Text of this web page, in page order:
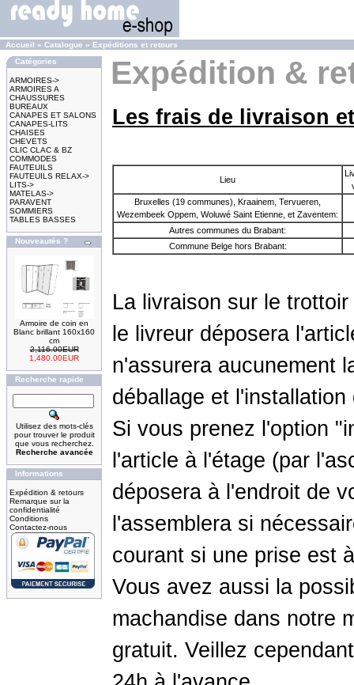
Accueil » Catalogue » Expéditions et retours
Catégories
ARMOIRES->
ARMOIRES A
CHAUSSURES
BUREAUX
CANAPES ET SALONS
CANAPES-LITS
CHAISES
CHEVETS
CLIC CLAC & BZ
COMMODES
FAUTEUILS
FAUTEUILS RELAX->
LITS->
MATELAS->
PARAVENT
SOMMIERS
TABLES BASSES
Nouveautés ?
Armoire de coin en
Blanc brillant 160x160
cm
2,116.00EUR
1,480.00EUR
Recherche rapide
Utilisez des mots-clés
pour trouver le produit
que vous recherchez.
Recherche avancée
Informations
Expédition & retours
Remarque sur la
confidentialité
Conditions
Contactez-nous
Expédition &
Les frais de livraison
Lieu
Bruxelles (19 communes), Kraainem, Tervueren,
Wezembeek Oppem, Woluwé Saint Etienne, et Zaventem:
Autres communes du Brabant:
Commune Belge hors Brabant:
La livraison sur le
le livreur déposera
n'assurera aucunement
déballage et
Si vous prenez l'option
l'article à l'étage (par
déposera à l'endroit de
l'assemblera si
courant si une prise est
Vous avez aussi la
machandise dans notre
gratuit. Veillez